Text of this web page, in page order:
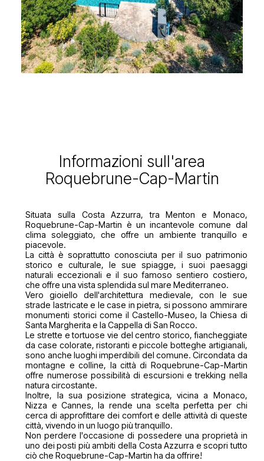
Informazioni sull'area
Roquebrune-Cap-Martin
Situata sulla Costa Azzurra, tra Menton e Monaco,
Roquebrune-Cap-Martin è un incantevole comune dal
clima soleggiato, che offre un ambiente tranquillo e
piacevole.
La città è soprattutto conosciuta per il suo patrimonio
storico e culturale, le sue spiagge, i suoi paesaggi
naturali eccezionali e il suo famoso sentiero costiero,
che offre una vista splendida sul mare Mediterraneo.
Vero gioiello dell'architettura medievale, con le sue
strade lastricate e le case in pietra, si possono ammirare
monumenti storici come il Castello-Museo, la Chiesa di
Santa Margherita e la Cappella di San Rocco.
Le strette e tortuose vie del centro storico, fiancheggiate
da case colorate, ristoranti e piccole botteghe artigianali,
sono anche luoghi imperdibili del comune. Circondata da
montagne e colline, la città di Roquebrune-Cap-Martin
offre numerose possibilità di escursioni e trekking nella
natura circostante.
Inoltre, la sua posizione strategica, vicina a Monaco,
Nizza e Cannes, la rende una scelta perfetta per chi
cerca di approfittare dei comfort e delle attività di queste
città, vivendo in un luogo più tranquillo.
Non perdere l'occasione di possedere una proprietà in
uno dei posti più ambiti della Costa Azzurra e scopri tutto
ciò che Roquebrune-Cap-Martin ha da offrire!